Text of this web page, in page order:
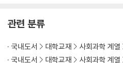
3. 소비재안전위원회
4. 환경보호
5. 에너지성
6. 시장
관련 분류
국내도서 대학교재 사회과학 계열
국내도서
대학교재 사회과학 계열